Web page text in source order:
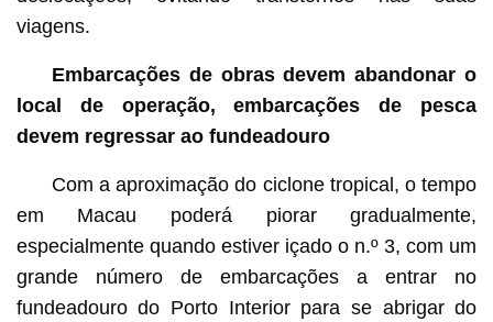
viagens.
Embarcações de obras devem abandonar o
local de operação, embarcações de pesca
devem regressar ao fundeadouro
Com a aproximação do ciclone tropical, o tempo
em Macau poderá piorar gradualmente,
especialmente quando estiver içado o n.º 3, com um
grande número de embarcações a entrar no
fundeadouro do Porto Interior para se abrigar do